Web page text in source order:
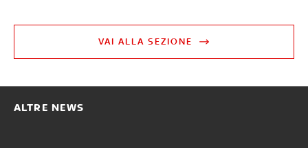
VAI ALLA SEZIONE
ALTRE NEWS